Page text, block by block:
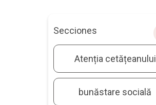
Secciones
Atenția cetățeanului
bunăstare socială